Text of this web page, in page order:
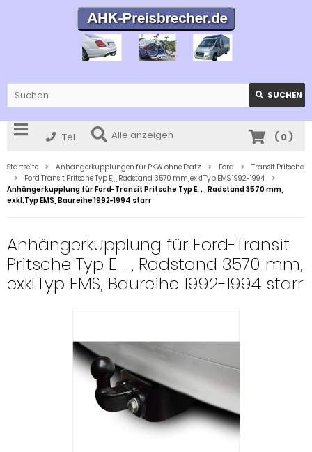
SUCHEN
Tel. Alle anzeigen ( 0)
Startseite Anhängerkupplungen für PKW ohne Esatz Ford
Transit Pritsche
Ford Transit Pritsche Typ E, , , Radstand 3570 mm, exkl,Typ EMS 1992-1994
Anhängerkupplung für Ford-Transit Pritsche Typ E. . , Radstand 3570 mm,
exkl.Typ EMS, Baureihe 1992-1994 starr
Anhängerkupplung für Ford-Transit
Pritsche Typ E. . , Radstand 3570 mm,
exkl.Typ EMS, Baureihe 1992-1994 starr